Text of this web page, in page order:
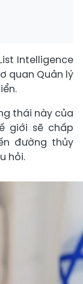
Intelligence
quan Quản lý
thái này của
giới sẽ chấp
đường thủy
hỏi.